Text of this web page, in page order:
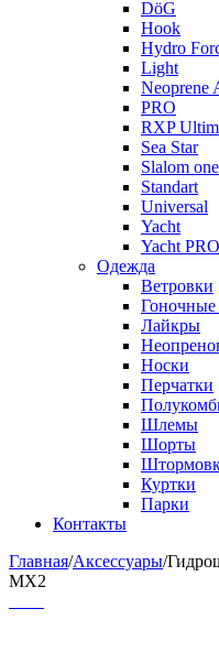
DöG
Hook
Hydro
Light
Neoprene
PRO
RXP
Sea Star
Slalom one
Standart
Universal
Yacht
Yacht PRO
Одежда
Ветровки
Гоночные
Лайкры
Носки
Перчатки
Шлемы
Шорты
Куртки
Парки
Контакты
Главная/Аксессуары/
MX2